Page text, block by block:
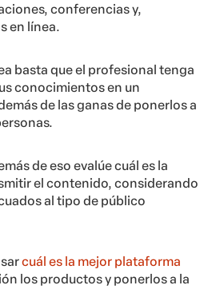
conferencias y,
en línea.
basta que el profesional tenga
conocimientos en un
de las ganas de ponerlos a
de eso evalúe cuál es la
el contenido, considerando
al tipo de público
cuál es la mejor plataforma
los productos y ponerlos a la